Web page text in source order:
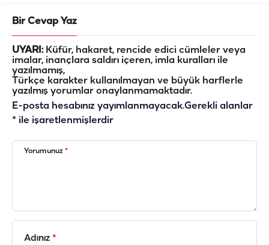
Bir Cevap Yaz
UYARI:Küfür, hakaret, rencide edici cümleler veya
imalar, inançlara saldırı içeren, imla kuralları ile
yazılmamış,
Türkçe karakter kullanılmayan ve büyük harflerle
yazılmış yorumlar onaylanmamaktadır.
E-posta hesabınız yayımlanmayacak.Gerekli alanlar
* ile işaretlenmişlerdir
Yorumunuz *
Adınız *